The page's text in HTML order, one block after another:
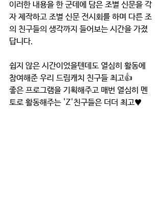
이러한 내용을 한 군데에 담은 조별 신문을 각
자 제작하고 조별 신문 전시회를 하며 다른 조
의 친구들의 생각까지 들어보는 시간을 가졌
답니다.
쉽지 않은 시간이었을텐데도 열심히 활동에
참여해준 우리 드림캐치 친구들 최고👍
좋은 프로그램을 기획해주고 매번 열심히 멘
토로 활동해주는 'Z'친구들은 더더 최고♥️